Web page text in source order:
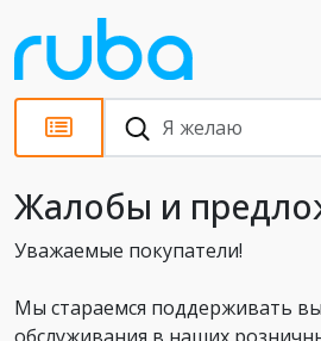
Жалобы и
Уважаемые покупатели!
Мы стараемся поддерживать